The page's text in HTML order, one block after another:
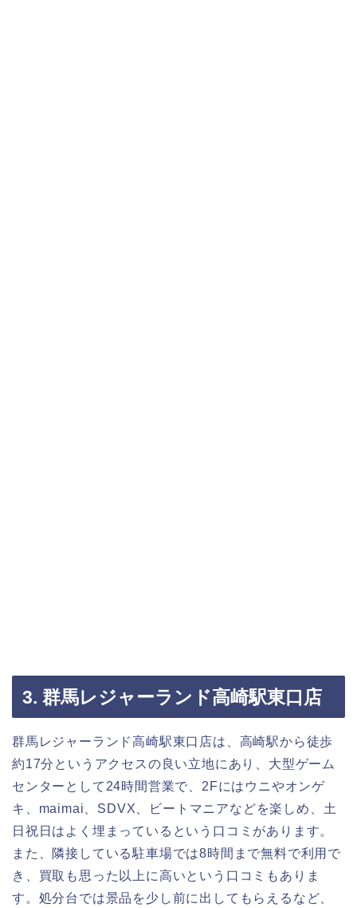
3. 群馬レジャーランド高崎駅東口店
群馬レジャーランド高崎駅東口店は、高崎駅から徒歩
約17分というアクセスの良い立地にあり、大型ゲーム
センターとして24時間営業で、2Fにはウニやオンゲ
キ、maimai、SDVX、ビートマニアなどを楽しめ、土
日祝日はよく埋まっているという口コミがあります。
また、隣接している駐車場では8時間まで無料で利用で
き、買取も思った以上に高いという口コミもありま
す。処分台では景品を少し前に出してもらえるなど、